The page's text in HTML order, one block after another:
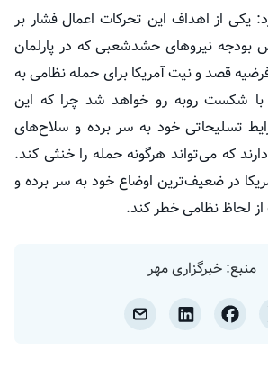
یکی از اهداف این تحرکات اعمال فشار بر
نیروهای حشدشعبیکه در پارلمان
قصد و نیت آمریکا برای حمله نظامی به
شکستروبه رو خواهد شد چرا که این
تسلیحاتی خود به سر برده و سلاح‌های
که می‌تواند هرگونه حمله را خنثی کند.
در ضعیف‌ترین اوضاع خود به سر برده و
لحاظ نظامی خطر کند.
منبع: خبرگزاری مهر